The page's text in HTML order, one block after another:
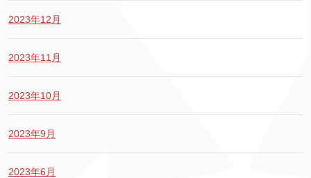
2023年12月
2023年11月
2023年10月
2023年9月
2023年6月